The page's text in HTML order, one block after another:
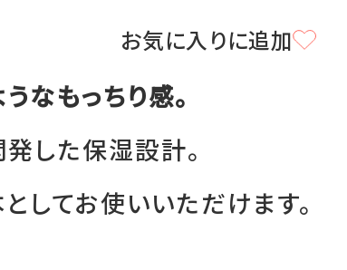
お気に入りに追加
なもっちり感。
した保湿設計。
してお使いいただけます。